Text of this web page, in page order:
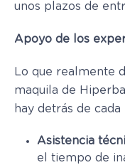
unos plazos de
Apoyo de los
Lo que realmente
maquila de
hay detrás de cada
Asistencia
el tiempo de